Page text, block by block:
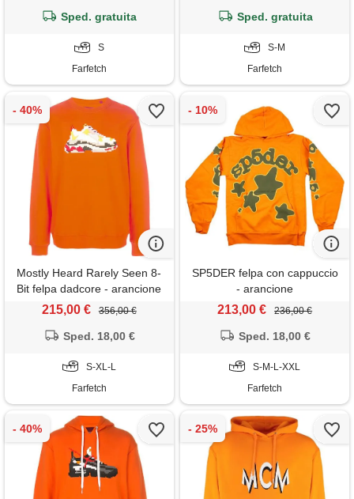
Sped. gratuita
S
Farfetch
Sped. gratuita
S-M
Farfetch
Mostly Heard Rarely Seen 8-
Bit felpa dadcore - arancione
215,00 € 356,00 €
Sped. 18,00 €
S-XL-L
Farfetch
SP5DER felpa con cappuccio
- arancione
213,00 € 236,00 €
Sped. 18,00 €
S-M-L-XXL
Farfetch